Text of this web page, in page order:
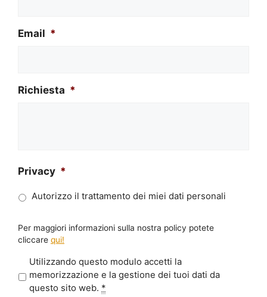
Email *
Richiesta *
Privacy *
Autorizzo il trattamento dei miei dati personali
Per maggiori informazioni sulla nostra policy potete
cliccare qui!
r
Utilizzando questo modulo accetti la
memorizzazione e la gestione dei tuoi dati da
questo sito web. *